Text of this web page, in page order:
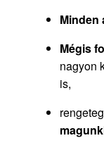
Minden
Mégis
nagyon
is,